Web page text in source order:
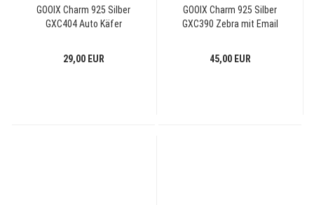
GOOIX Charm 925 Silber
GXC404 Auto Käfer
29,00 EUR
GOOIX Charm 925 Silber
GXC390 Zebra mit Email
45,00 EUR